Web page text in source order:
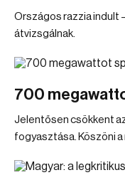
Országos razzia indult
átvizsgálnak.
700
Jelentősen csökkent
fogyasztása. Köszöni